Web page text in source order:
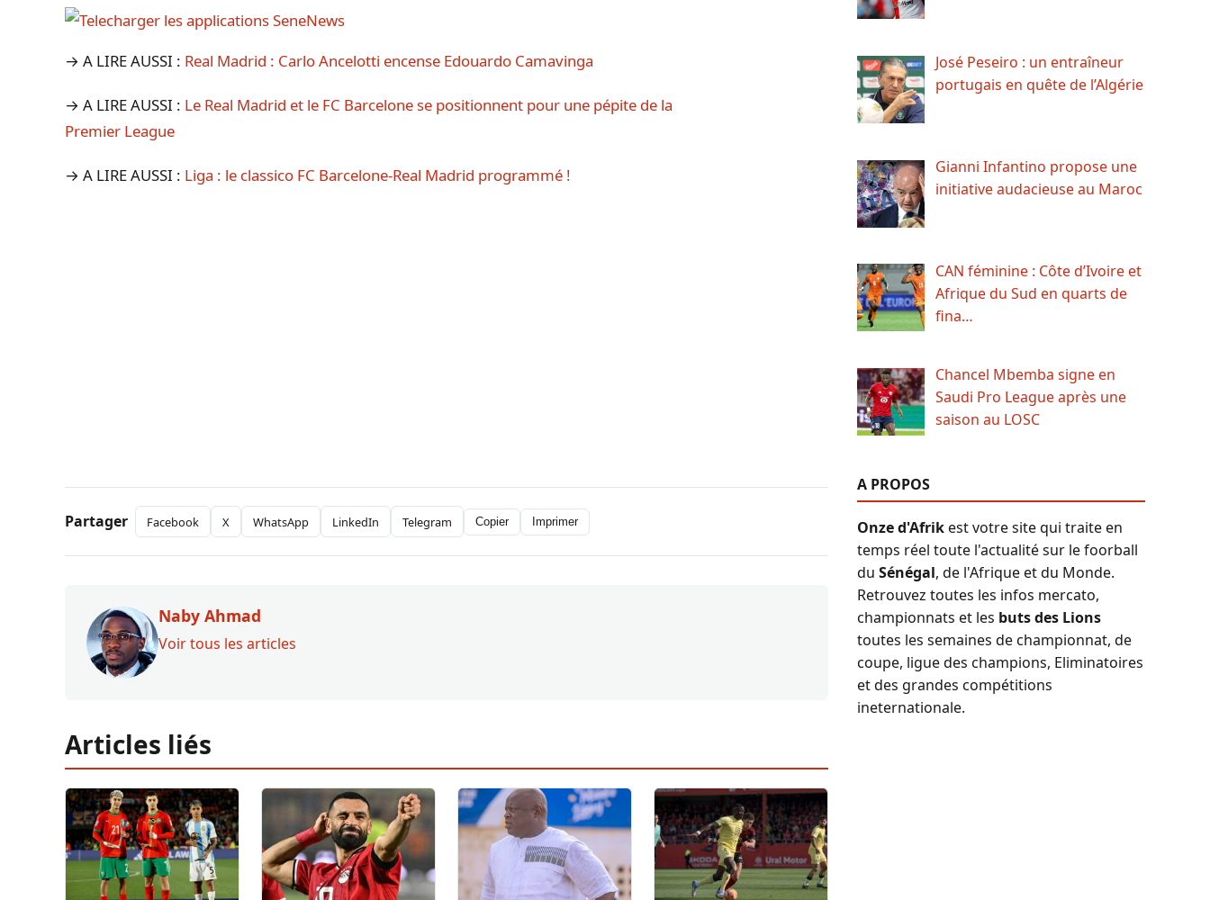
→ A LIRE AUSSI : Real Madrid : Carlo Ancelotti encense Edouardo Camavinga
→ A LIRE AUSSI : Le Real Madrid et le FC Barcelone se positionnent pour une pépite de la
Premier League
→ A LIRE AUSSI : Liga : le classico FC Barcelone-Real Madrid programmé !
Partager Facebook X WhatsApp LinkedIn Telegram Copier Imprimer
Naby Ahmad
Voir tous les articles
Articles liés
José Peseiro : un entraîneur
portugais en quête de l’Algérie
Gianni Infantino propose une
initiative audacieuse au Maroc
CAN féminine : Côte d’Ivoire et
Afrique du Sud en quarts de
fina…
Chancel Mbemba signe en
Saudi Pro League après une
saison au LOSC
A PROPOS
Onze d'Afrikest votre site qui traite en
temps réel toute l'actualité sur le foorball
du Sénégal, de l'Afrique et du Monde.
Retrouvez toutes les infos mercato,
championnats et les buts des Lions
toutes les semaines de championnat, de
coupe, ligue des champions, Eliminatoires
et des grandes compétitions
ineternationale.